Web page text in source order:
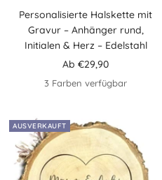
Personalisierte Halskette mit
Gravur – Anhänger rund,
Initialen & Herz – Edelstahl
Angebotspreis
Ab €29,90
3 Farben verfügbar
AUSVERKAUFT